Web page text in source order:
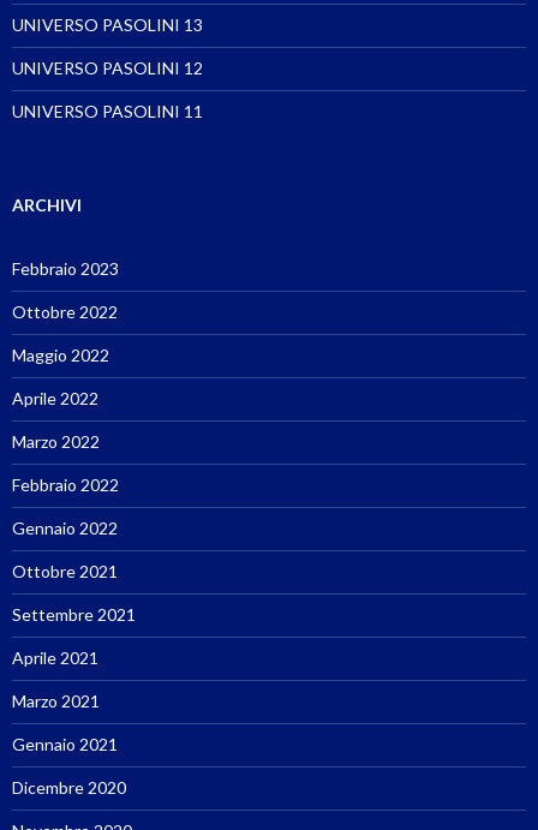
UNIVERSO PASOLINI 13
UNIVERSO PASOLINI 12
UNIVERSO PASOLINI 11
ARCHIVI
Febbraio 2023
Ottobre 2022
Maggio 2022
Aprile 2022
Marzo 2022
Febbraio 2022
Gennaio 2022
Ottobre 2021
Settembre 2021
Aprile 2021
Marzo 2021
Gennaio 2021
Dicembre 2020